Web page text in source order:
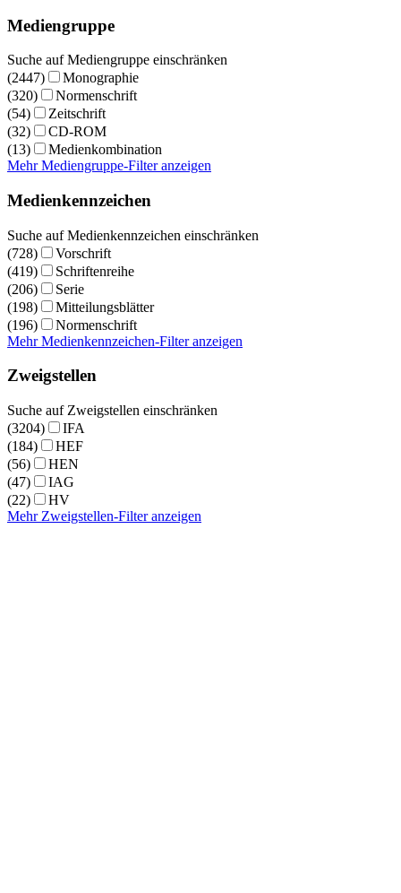
Mediengruppe
Suche auf Mediengruppe einschränken
(2447)
Monographie
(320)
Normenschrift
(54)
Zeitschrift
(32)
CD-ROM
(13)
Medienkombination
Mehr Mediengruppe-Filter anzeigen
Medienkennzeichen
Suche auf Medienkennzeichen einschränken
(728)
Vorschrift
(419)
Schriftenreihe
(206)
Serie
(198)
Mitteilungsblätter
(196)
Normenschrift
Mehr Medienkennzeichen-Filter anzeigen
Zweigstellen
Suche auf Zweigstellen einschränken
(3204)
IFA
(184)
HEF
(56)
HEN
(47)
IAG
(22)
HV
Mehr Zweigstellen-Filter anzeigen